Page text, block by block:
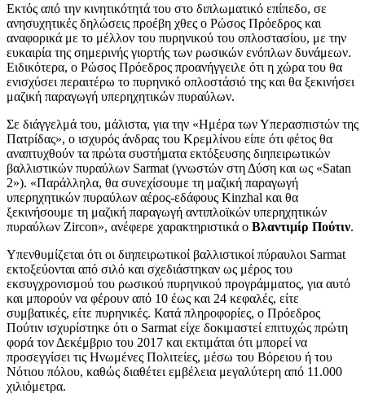
Εκτός από την κινητικότητά του στο διπλωματικό επίπεδο, σε
ανησυχητικές δηλώσεις προέβη χθες ο Ρώσος Πρόεδρος και
αναφορικά με το μέλλον του πυρηνικού του οπλοστασίου, με την
ευκαιρία της σημερινής γιορτής των ρωσικών ενόπλων δυνάμεων.
Ειδικότερα, ο Ρώσος Πρόεδρος προανήγγειλε ότι η χώρα του θα
ενισχύσει περαιτέρω το πυρηνικό οπλοστάσιό της και θα ξεκινήσει
μαζική παραγωγή υπερηχητικών πυραύλων.
Σε διάγγελμά του, μάλιστα, για την «Ημέρα των Υπερασπιστών της
Πατρίδας», ο ισχυρός άνδρας του Κρεμλίνου είπε ότι φέτος θα
αναπτυχθούν τα πρώτα συστήματα εκτόξευσης διηπειρωτικών
βαλλιστικών πυραύλων Sarmat (γνωστών στη Δύση και ως «Satan
2»). «Παράλληλα, θα συνεχίσουμε τη μαζική παραγωγή
υπερηχητικών πυραύλων αέρος-εδάφους Kinzhal και θα
ξεκινήσουμε τη μαζική παραγωγή αντιπλοϊκών υπερηχητικών
πυραύλων Zircon», ανέφερε χαρακτηριστικά ο Βλαντιμίρ Πούτιν.
Υπενθυμίζεται ότι οι διηπειρωτικοί βαλλιστικοί πύραυλοι Sarmat
εκτοξεύονται από σιλό και σχεδιάστηκαν ως μέρος του
εκσυγχρονισμού του ρωσικού πυρηνικού προγράμματος, για αυτό
και μπορούν να φέρουν από 10 έως και 24 κεφαλές, είτε
συμβατικές, είτε πυρηνικές. Κατά πληροφορίες, ο Πρόεδρος
Πούτιν ισχυρίστηκε ότι ο Sarmat είχε δοκιμαστεί επιτυχώς πρώτη
φορά τον Δεκέμβριο του 2017 και εκτιμάται ότι μπορεί να
προσεγγίσει τις Ηνωμένες Πολιτείες, μέσω του Βόρειου ή του
Νότιου πόλου, καθώς διαθέτει εμβέλεια μεγαλύτερη από 11.000
χιλιόμετρα.